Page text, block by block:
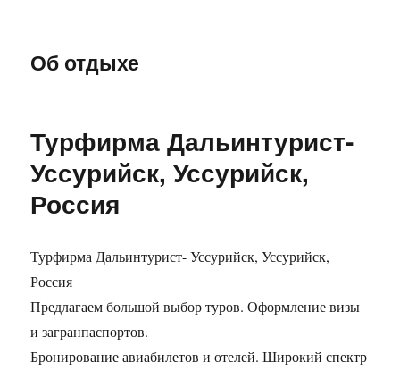
Об отдыхе
Турфирма Дальинтурист-
Уссурийск, Уссурийск,
Россия
Турфирма Дальинтурист- Уссурийск, Уссурийск,
Россия
Предлагаем большой выбор туров. Оформление визы
и загранпаспортов.
Бронирование авиабилетов и отелей. Широкий спектр